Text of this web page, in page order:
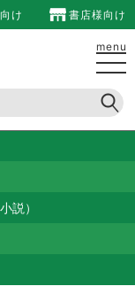
け 書店様向け
menu
説）